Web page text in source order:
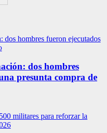
dos hombres
presunta compra de